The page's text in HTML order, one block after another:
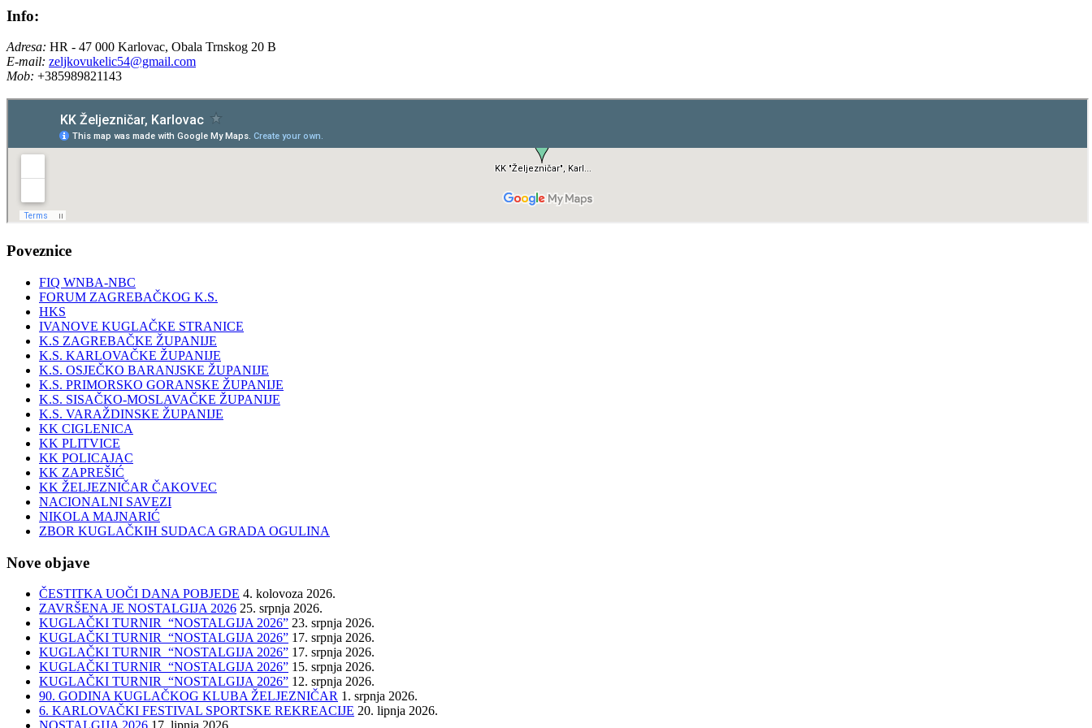
Info:
Adresa: HR - 47 000 Karlovac, Obala Trnskog 20 B
E-mail: zeljkovukelic54@gmail.com
Mob: +385989821143
Poveznice
FIQ WNBA-NBC
FORUM ZAGREBAČKOG K.S.
HKS
IVANOVE KUGLAČKE STRANICE
K.S ZAGREBAČKE ŽUPANIJE
K.S. KARLOVAČKE ŽUPANIJE
K.S. OSJEČKO BARANJSKE ŽUPANIJE
K.S. PRIMORSKO GORANSKE ŽUPANIJE
K.S. SISAČKO-MOSLAVAČKE ŽUPANIJE
K.S. VARAŽDINSKE ŽUPANIJE
KK CIGLENICA
KK PLITVICE
KK POLICAJAC
KK ZAPREŠIĆ
KK ŽELJEZNIČAR ČAKOVEC
NACIONALNI SAVEZI
NIKOLA MAJNARIĆ
ZBOR KUGLAČKIH SUDACA GRADA OGULINA
Nove objave
ČESTITKA UOČI DANA POBJEDE 4. kolovoza 2026.
ZAVRŠENA JE NOSTALGIJA 2026 25. srpnja 2026.
KUGLAČKI TURNIR “NOSTALGIJA 2026” 23. srpnja 2026.
KUGLAČKI TURNIR “NOSTALGIJA 2026” 17. srpnja 2026.
KUGLAČKI TURNIR “NOSTALGIJA 2026” 17. srpnja 2026.
KUGLAČKI TURNIR “NOSTALGIJA 2026” 15. srpnja 2026.
KUGLAČKI TURNIR “NOSTALGIJA 2026” 12. srpnja 2026.
90. GODINA KUGLAČKOG KLUBA ŽELJEZNIČAR 1. srpnja 2026.
6. KARLOVAČKI FESTIVAL SPORTSKE REKREACIJE 20. lipnja 2026.